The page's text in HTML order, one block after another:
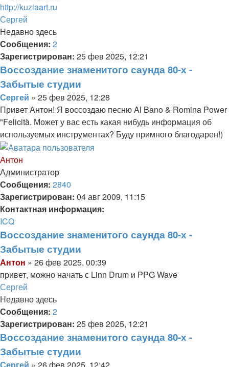
http://kuziaart.ru
Вернуться
к
началу
Сергей
Недавно здесь
Сообщения: 2
Зарегистрирован: 25 фев 2025, 12:21
Воссоздание знаменитого саунда 80-х -
Забытые студии
Цитата
Сообщение
Сергей » 25 фев 2025, 12:28
Привет Антон! Я воссоздаю песню Al Bano & Romina Power
"Felicità. Может у вас есть какая нибудь информация об
используемых инструментах? Буду примного благодарен!)
Вернуться
к
началу
Антон
Администратор
Сообщения: 2840
Зарегистрирован: 04 авг 2009, 11:15
Контактная информация:
Контактная
информация
пользователя
Антон
ICQ
Воссоздание знаменитого саунда 80-х -
Забытые студии
Цитата
Сообщение
Антон » 26 фев 2025, 00:39
привет, можно начать с Linn Drum и PPG Wave
Вернуться
к
началу
Сергей
Недавно здесь
Сообщения: 2
Зарегистрирован: 25 фев 2025, 12:21
Воссоздание знаменитого саунда 80-х -
Забытые студии
Цитата
Сообщение
Сергей » 26 фев 2025, 12:42